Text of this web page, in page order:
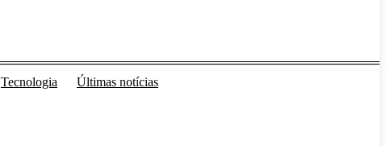
Tecnologia Últimas notícias